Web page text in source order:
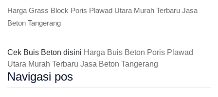
Harga Grass Block Poris Plawad Utara Murah Terbaru Jasa
Beton Tangerang
Cek Buis Beton disini Harga Buis Beton Poris Plawad
Utara Murah Terbaru Jasa Beton Tangerang
Navigasi pos